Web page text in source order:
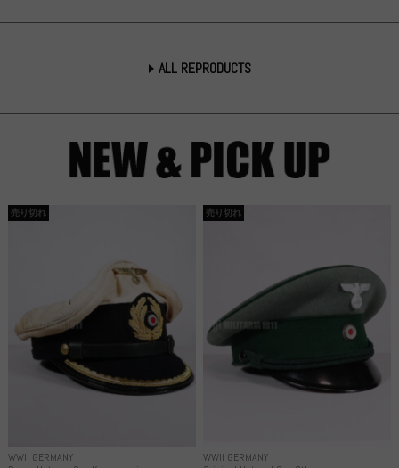
ALL REPRODUCTS
WWII GERMANY
売り切れ
WWII GERMANY
売り切れ